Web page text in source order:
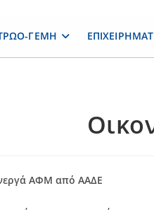
ΓΕΜΗ
ΑΦΜ από ΑΑΔΕ